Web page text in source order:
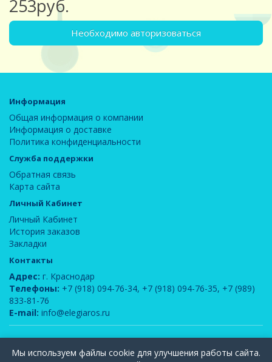
253руб.
Необходимо авторизоваться
Информация
Общая информация о компании
Информация о доставке
Политика конфиденциальности
Служба поддержки
Обратная связь
Карта сайта
Личный Кабинет
Личный Кабинет
История заказов
Закладки
Контакты
Адрес: г. Краснодар
Телефоны: +7 (918) 094-76-34, +7 (918) 094-76-35, +7 (989)
833-81-76
E-mail: info@elegiaros.ru
Вся информация, содержащаяся на данном сайте, является интеллектуальной
Мы используем файлы cookie для улучшения работы сайта.